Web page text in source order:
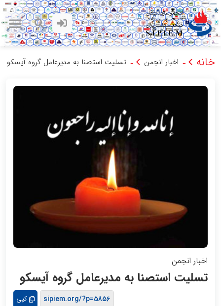
خانه - اخبار انجمن - تسلیت استصنا به مدیرعامل گروه آیسکو
اخبار انجمن
تسلیت استصنا به مدیرعامل گروه آیسکو
کپی